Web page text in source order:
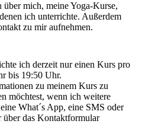
mich, meine Yoga-Kurse,
ich unterrichte. Außerdem
zu mir aufnehmen.
ich derzeit nur einen Kurs pro
bis 19:50 Uhr.
zu meinem Kurs zu
möchtest, wenn ich weitere
What´s App, eine SMS oder
das Kontaktformular